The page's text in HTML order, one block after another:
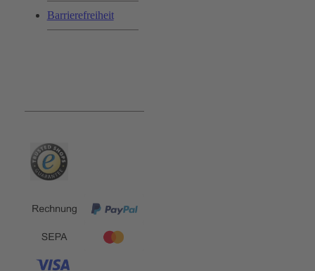
Barrierefreiheit